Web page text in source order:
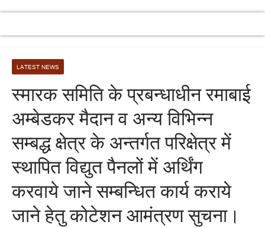
LATEST NEWS
स्मारक समिति के प्रबन्धाधीन रमाबाई
अम्बेडकर मैदान व अन्य विभिन्न
सम्बद्ध क्षेत्र के अन्तर्गत परिक्षेत्र में
स्थापित विद्युत पैनलों में अर्थिंग
करवाये जाने सम्बन्धित कार्य कराये
जाने हेतु कोटेशन आमंत्रण सुचना।